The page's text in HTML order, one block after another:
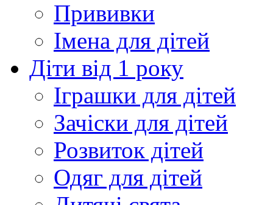
Прививки
Імена для дітей
Діти від 1 року
Іграшки для дітей
Зачіски для дітей
Розвиток дітей
Одяг для дітей